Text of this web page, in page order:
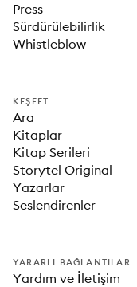
Press
Sürdürülebilirlik
Whistleblow
KEŞFET
Ara
Kitaplar
Kitap Serileri
Storytel Original
Yazarlar
Seslendirenler
YARARLI BAĞLANTILAR
Yardım ve İletişim